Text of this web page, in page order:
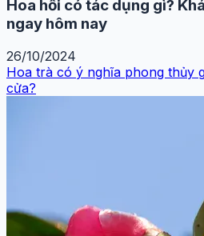
Hoa hồi có tác dụng gì?
ngay hôm nay
26/10/2024
Hoa trà có ý nghĩa phong thủy
cửa?